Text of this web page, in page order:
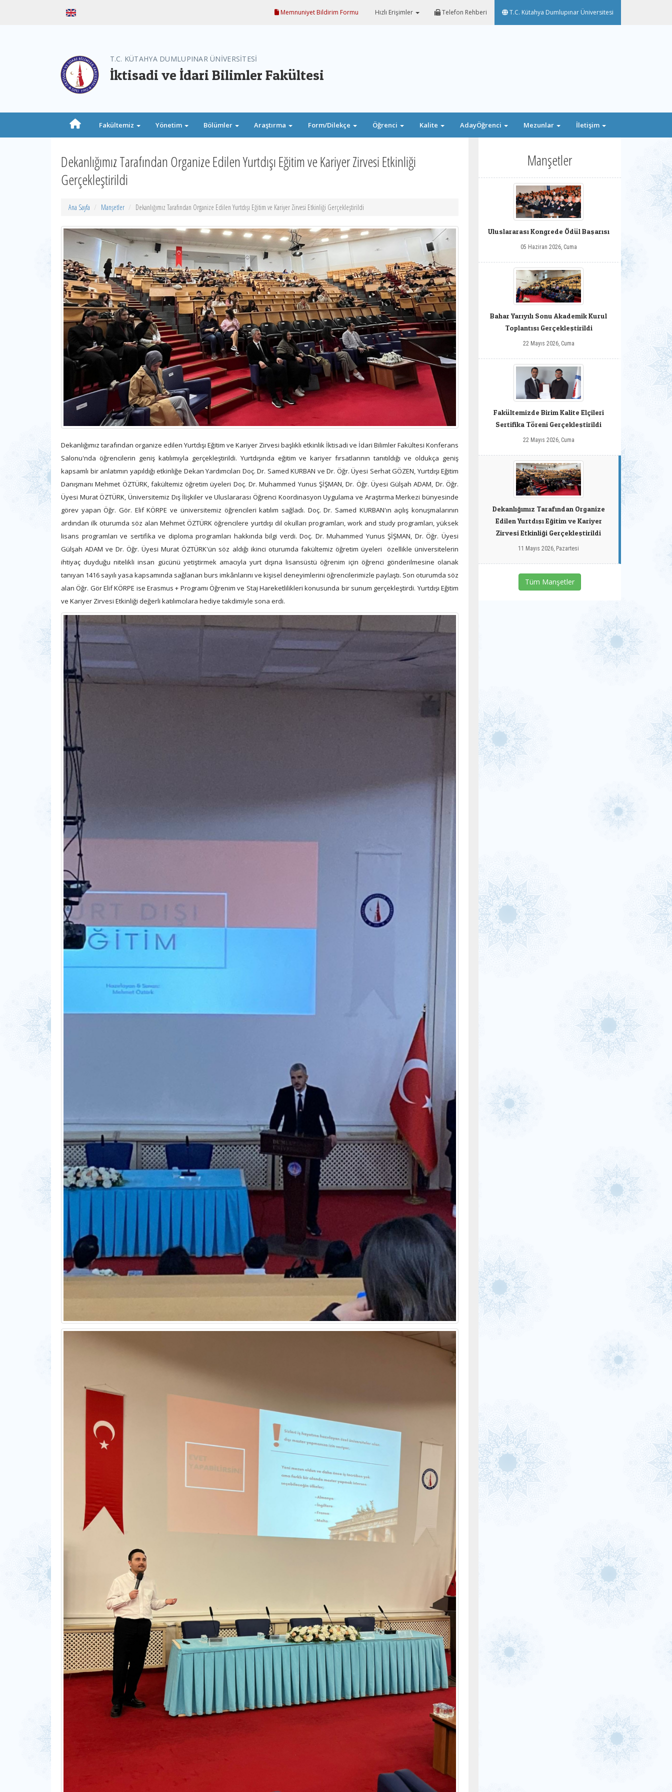
Memnuniyet Bildirim Formu Hızlı Erişimler Telefon Rehberi T.C. Kütahya Dumlupınar Üniversitesi
T.C. KÜTAHYA DUMLUPINAR ÜNİVERSİTESİ
İktisadi ve İdari Bilimler Fakültesi
Fakültemiz Yönetim Bölümler Araştırma Form/Dilekçe Öğrenci Kalite AdayÖğrenci Mezunlar İletişim
Dekanlığımız Tarafından Organize Edilen Yurtdışı Eğitim ve Kariyer Zirvesi Etkinliği
Gerçekleştirildi
Ana Sayfa Manşetler Dekanlığımız Tarafından Organize Edilen Yurtdışı Eğitim ve Kariyer Zirvesi Etkinliği Gerçekleştirildi
Dekanlığımız tarafından organize edilen Yurtdışı Eğitim ve Kariyer Zirvesi başlıklı etkinlik İktisadi ve İdari Bilimler Fakültesi Konferans
Salonu'nda öğrencilerin geniş katılımıyla gerçekleştirildi. Yurtdışında eğitim ve kariyer fırsatlarının tanıtıldığı ve oldukça geniş
kapsamlı bir anlatımın yapıldığı etkinliğe Dekan Yardımcıları Doç. Dr. Samed KURBAN ve Dr. Öğr. Üyesi Serhat GÖZEN, Yurtdışı Eğitim
Danışmanı Mehmet ÖZTÜRK, fakültemiz öğretim üyeleri Doç. Dr. Muhammed Yunus ŞİŞMAN, Dr. Öğr. Üyesi Gülşah ADAM, Dr. Öğr.
Üyesi Murat ÖZTÜRK, Üniversitemiz Dış İlişkiler ve Uluslararası Öğrenci Koordinasyon Uygulama ve Araştırma Merkezi bünyesinde
görev yapan Öğr. Gör. Elif KÖRPE ve üniversitemiz öğrencileri katılım sağladı. Doç. Dr. Samed KURBAN'ın açılış konuşmalarının
ardından ilk oturumda söz alan Mehmet ÖZTÜRK öğrencilere yurtdışı dil okulları programları, work and study programları, yüksek
lisans programları ve sertifika ve diploma programları hakkında bilgi verdi. Doç. Dr. Muhammed Yunus ŞİŞMAN, Dr. Öğr. Üyesi
Gülşah ADAM ve Dr. Öğr. Üyesi Murat ÖZTÜRK'ün söz aldığı ikinci oturumda fakültemiz öğretim üyeleri özellikle üniversitelerin
ihtiyaç duyduğu nitelikli insan gücünü yetiştirmek amacıyla yurt dışına lisansüstü öğrenim için öğrenci gönderilmesine olanak
tanıyan 1416 sayılı yasa kapsamında sağlanan burs imkânlarını ve kişisel deneyimlerini öğrencilerimizle paylaştı. Son oturumda söz
alan Öğr. Gör Elif KÖRPE ise Erasmus + Programı Öğrenim ve Staj Hareketlilikleri konusunda bir sunum gerçekleştirdi. Yurtdışı Eğitim
ve Kariyer Zirvesi Etkinliği değerli katılımcılara hediye takdimiyle sona erdi.
Manşetler
Uluslararası Kongrede Ödül Başarısı
05 Haziran 2026, Cuma
Bahar Yarıyılı Sonu Akademik Kurul
Toplantısı Gerçekleştirildi
22 Mayıs 2026, Cuma
Fakültemizde Birim Kalite Elçileri
Sertifika Töreni Gerçekleştirildi
22 Mayıs 2026, Cuma
Dekanlığımız Tarafından Organize
Edilen Yurtdışı Eğitim ve Kariyer
Zirvesi Etkinliği Gerçekleştirildi
11 Mayıs 2026, Pazartesi
Tüm Manşetler